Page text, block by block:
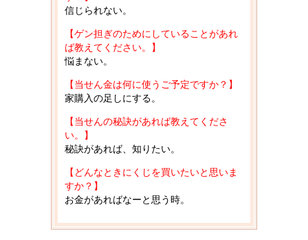
信じられない。
【ゲン担ぎのためにしていることがあれ
ば教えてください。】
悩まない。
【当せん金は何に使うご予定ですか？】
家購入の足しにする。
【当せんの秘訣があれば教えてくださ
い。】
秘訣があれば、知りたい。
【どんなときにくじを買いたいと思いま
すか？】
お金があればなーと思う時。